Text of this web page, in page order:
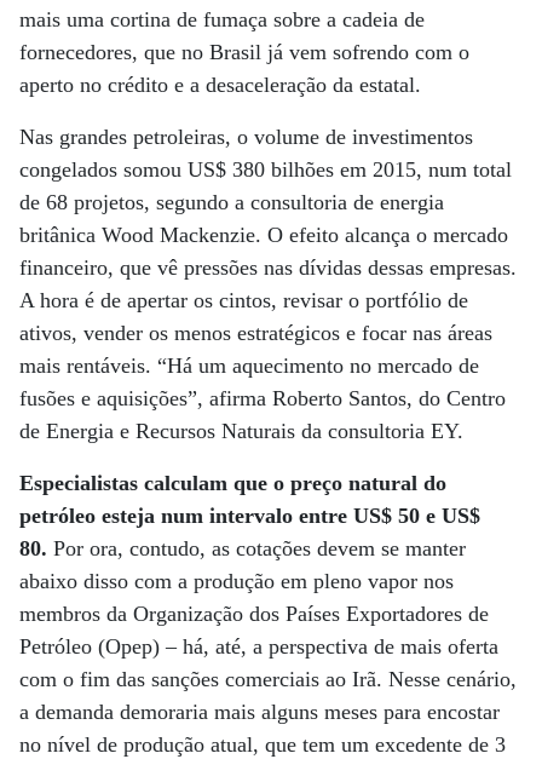
mais uma cortina de fumaça sobre a cadeia de
fornecedores, que no Brasil já vem sofrendo com o
aperto no crédito e a desaceleração da estatal.
Nas grandes petroleiras, o volume de investimentos
congelados somou US$ 380 bilhões em 2015, num total
de 68 projetos, segundo a consultoria de energia
britânica Wood Mackenzie. O efeito alcança o mercado
financeiro, que vê pressões nas dívidas dessas empresas.
A hora é de apertar os cintos, revisar o portfólio de
ativos, vender os menos estratégicos e focar nas áreas
mais rentáveis. “Há um aquecimento no mercado de
fusões e aquisições”, afirma Roberto Santos, do Centro
de Energia e Recursos Naturais da consultoria EY.
Especialistas calculam que o preço natural do
petróleo esteja num intervalo entre US$ 50 e US$
80. Por ora, contudo, as cotações devem se manter
abaixo disso com a produção em pleno vapor nos
membros da Organização dos Países Exportadores de
Petróleo (Opep) – há, até, a perspectiva de mais oferta
com o fim das sanções comerciais ao Irã. Nesse cenário,
a demanda demoraria mais alguns meses para encostar
no nível de produção atual, que tem um excedente de 3